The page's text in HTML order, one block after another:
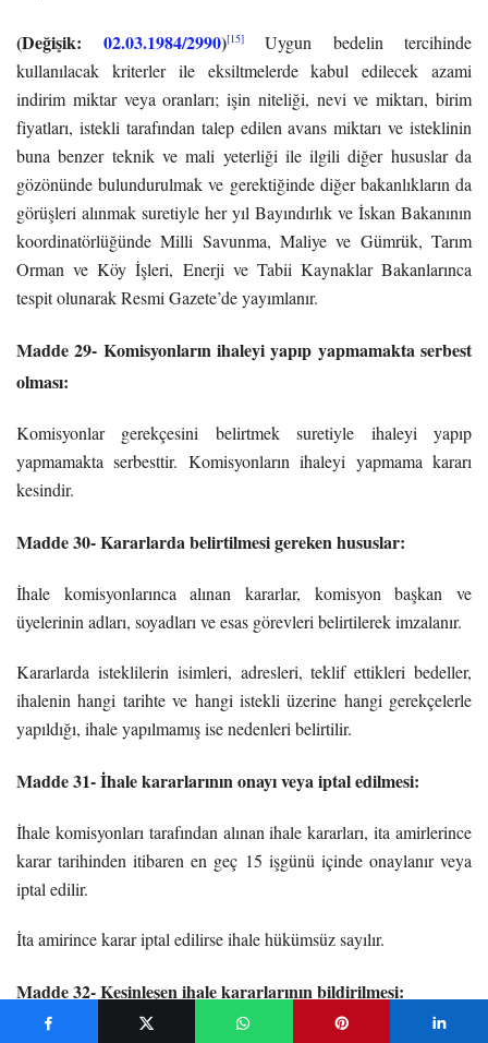
(Değişik: 02.03.1984/2990)[15]
Uygun bedelin tercihinde
kullanılacak kriterler ile eksiltmelerde kabul edilecek azami
indirim miktar veya oranları; işin niteliği, nevi ve miktarı, birim
fiyatları, istekli tarafından talep edilen avans miktarı ve isteklinin
buna benzer teknik ve mali yeterliği ile ilgili diğer hususlar da
gözönünde bulundurulmak ve gerektiğinde diğer bakanlıkların da
görüşleri alınmak suretiyle her yıl Bayındırlık ve İskan Bakanının
koordinatörlüğünde Milli Savunma, Maliye ve Gümrük, Tarım
Orman ve Köy İşleri, Enerji ve Tabii Kaynaklar Bakanlarınca
tespit olunarak Resmi Gazete’de yayımlanır.
Madde 29- Komisyonların ihaleyi yapıp yapmamakta serbest
olması:
Komisyonlar gerekçesini belirtmek suretiyle ihaleyi yapıp
yapmamakta serbesttir. Komisyonların ihaleyi yapmama kararı
kesindir.
Madde 30- Kararlarda belirtilmesi gereken hususlar:
İhale komisyonlarınca alınan kararlar, komisyon başkan ve
üyelerinin adları, soyadları ve esas görevleri belirtilerek imzalanır.
Kararlarda isteklilerin isimleri, adresleri, teklif ettikleri bedeller,
ihalenin hangi tarihte ve hangi istekli üzerine hangi gerekçelerle
yapıldığı, ihale yapılmamış ise nedenleri belirtilir.
Madde 31- İhale kararlarının onayı veya iptal edilmesi:
İhale komisyonları tarafından alınan ihale kararları, ita amirlerince
karar tarihinden itibaren en geç 15 işgünü içinde onaylanır veya
iptal edilir.
İta amirince karar iptal edilirse ihale hükümsüz sayılır.
Madde 32- Kesinleşen ihale kararlarının bildirilmesi: